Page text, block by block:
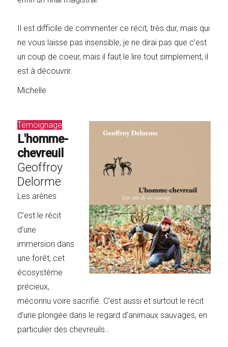
Il est difficile de commenter ce récit, très dur, mais qui
ne vous laisse pas insensible, je ne dirai pas que c’est
un coup de coeur, mais il faut le lire tout simplement, il
est à découvrir.
Michelle
Témoignage
L'homme-
chevreuil
Geoffroy
Delorme
Les arènes
C’est le récit
d’une
immersion dans
une forêt, cet
écosystème
précieux,
méconnu voire sacrifié. C’est aussi et surtout le récit
d’une plongée dans le regard d’animaux sauvages, en
particulier des chevreuils…